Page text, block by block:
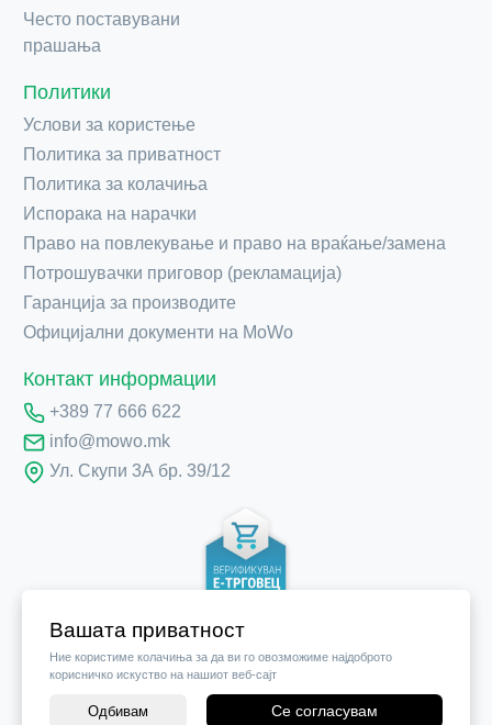
Вашата приватност
Ние користиме колачиња за да ви го овозможиме најдоброто
корисничко искуство на нашиот веб-сајт
Одбивам Се согласувам
Често поставувани
прашања
Политики
Услови за користење
Политика за приватност
Политика за колачиња
Испорака на нарачки
Право на повлекување и право на враќање/замена
Потрошувачки приговор (рекламација)
Гаранција за производите
Официјални документи на MoWo
Контакт информации
+389 77 666 622
info@mowo.mk
Ул. Скупи 3А бр. 39/12